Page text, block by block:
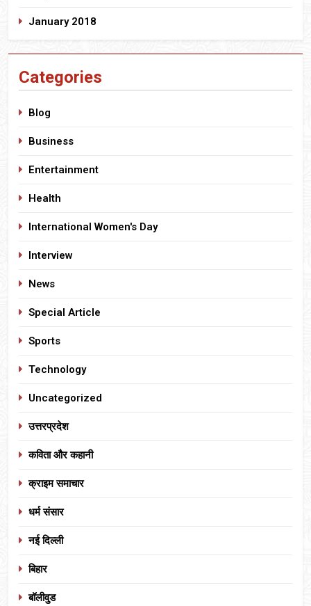
January 2018
Categories
Blog
Business
Entertainment
Health
International Women's Day
Interview
News
Special Article
Sports
Technology
Uncategorized
उत्तरप्रदेश
कविता और कहानी
क्राइम समाचार
धर्म संसार
नई दिल्ली
बिहार
बॉलीवुड